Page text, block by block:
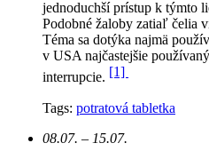
jednoduchší prístup k týmto
Podobné žaloby zatiaľ čelia
Téma sa dotýka najmä
v USA najčastejšie
interrupcie. [1]
Tags: potratová tabletka
08.07. – 15.07.